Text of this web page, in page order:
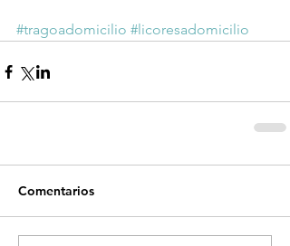
#tragoadomicilio #licoresadomicilio
Comentarios